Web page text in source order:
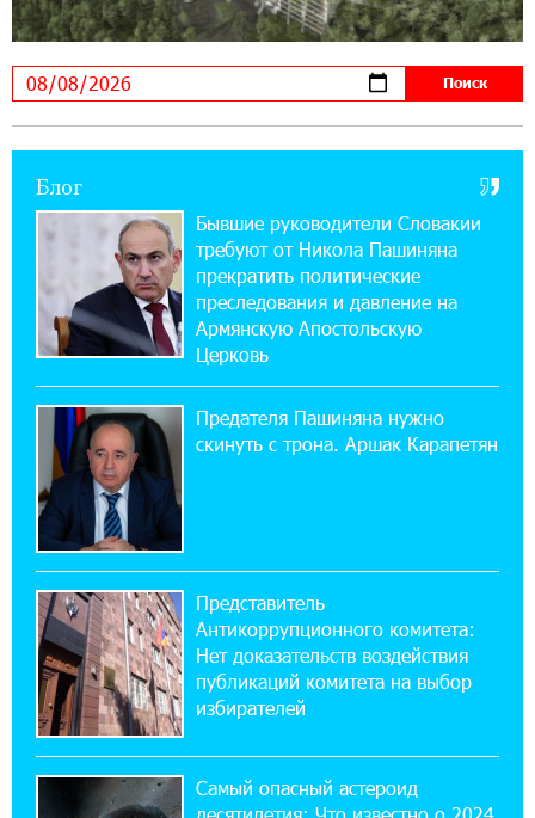
11:21:15 31-07-2026
ЕАЭС со временем будет расширяться. Когда-
нибудь это поймёт и рядовой армянин, но
Если Израиль использует тему Геноцида
армян против Эрдогана, то что для него
значит сам Геноцид?
17:16:14 30-07-2026
ВТБ (Армения): вклад «Стабильный» — до
17:03:49 30-07-2026
Платформа Rate.Trading на Seaside Startup
Summit: IDBank представил инновационное
решение
14:44:13 29-07-2026
Состоялось открытие Khachaturian Rooftop
при поддержке IDBank
18:38:18 28-07-2026
Пашинян ты упустил свой шанс уйти
Блог
Бывшие руководители Словакии
требуют от Никола Пашиняна
прекратить политические
преследования и давление на
Армянскую Апостольскую
Церковь
Предателя Пашиняна нужно
скинуть с трона. Аршак Карапетян
Представитель
Антикоррупционного комитета:
Нет доказательств воздействия
публикаций комитета на выбор
избирателей
Самый опасный астероид
десятилетия: Что известно о 2024